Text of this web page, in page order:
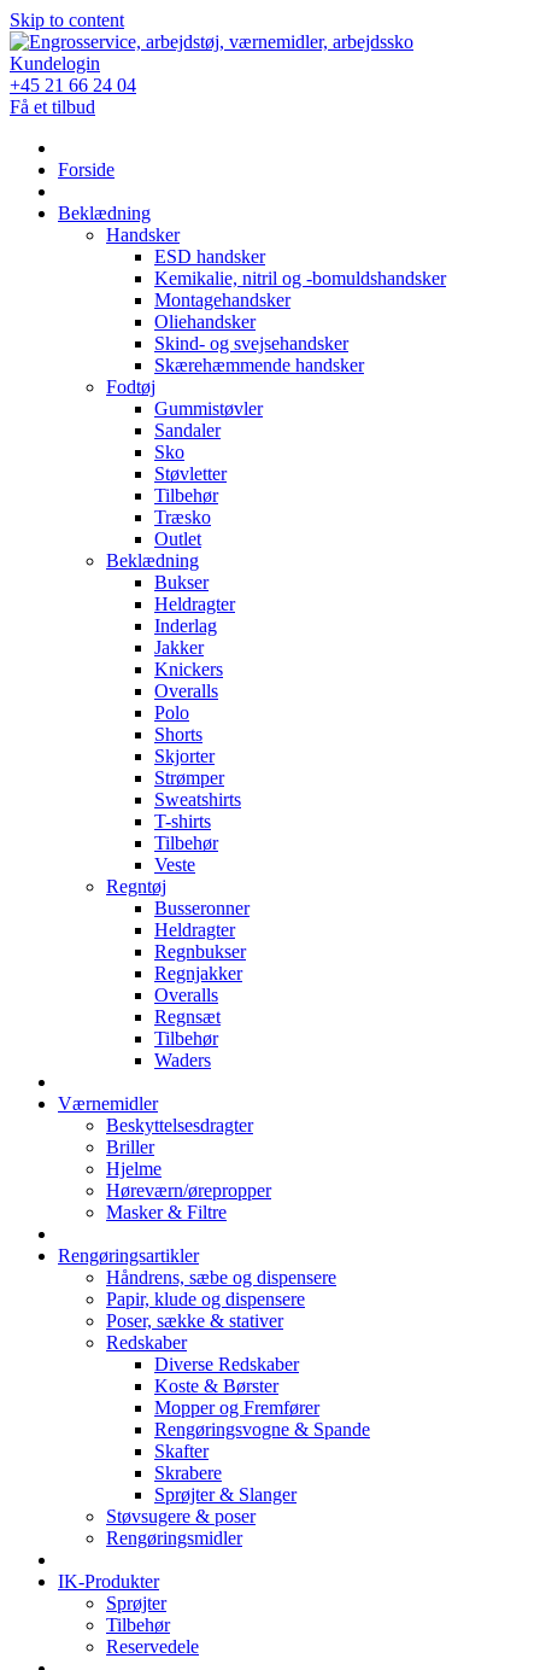
Skip to content
Kundelogin
+45 21 66 24 04
Få et tilbud
Forside
Beklædning
Handsker
ESD handsker
Kemikalie, nitril og -bomuldshandsker
Montagehandsker
Oliehandsker
Skind- og svejsehandsker
Skærehæmmende handsker
Fodtøj
Gummistøvler
Sandaler
Sko
Støvletter
Tilbehør
Træsko
Outlet
Beklædning
Bukser
Heldragter
Inderlag
Jakker
Knickers
Overalls
Polo
Shorts
Skjorter
Strømper
Sweatshirts
T-shirts
Tilbehør
Veste
Regntøj
Busseronner
Heldragter
Regnbukser
Regnjakker
Overalls
Regnsæt
Tilbehør
Waders
Værnemidler
Beskyttelsesdragter
Briller
Hjelme
Høreværn/ørepropper
Masker & Filtre
Rengøringsartikler
Håndrens, sæbe og dispensere
Papir, klude og dispensere
Poser, sække & stativer
Redskaber
Diverse Redskaber
Koste & Børster
Mopper og Fremfører
Rengøringsvogne & Spande
Skafter
Skrabere
Sprøjter & Slanger
Støvsugere & poser
Rengøringsmidler
IK-Produkter
Sprøjter
Tilbehør
Reservedele